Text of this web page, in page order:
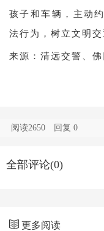
孩子和车辆，主动
法行为，树立文明交
来源：清远交警、
阅读2650 回复0
全部评论(0)
更多阅读